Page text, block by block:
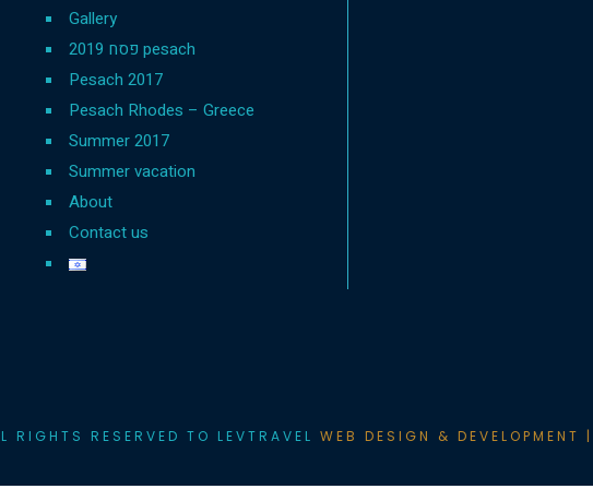
Gallery
פסח 2019 pesach
Pesach 2017
Pesach Rhodes – Greece
Summer 2017
Summer vacation
About
Contact us
RIGHTS RESERVED TO LEVTRAVEL WEB DESIGN &